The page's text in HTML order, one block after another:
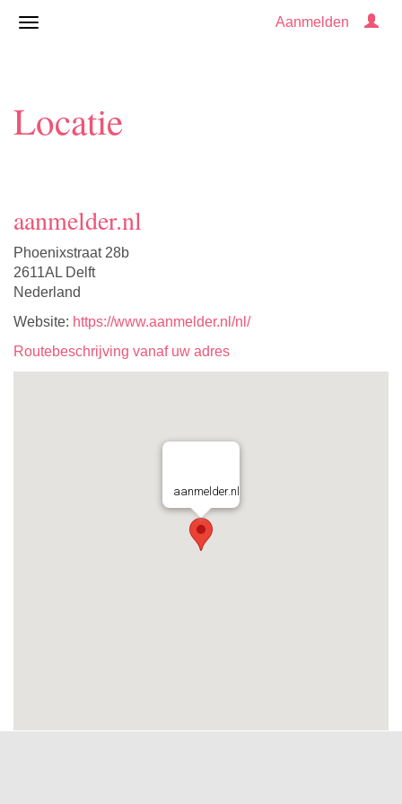
Aanmelden
Locatie
aanmelder.nl
Phoenixstraat 28b
2611AL Delft
Nederland
Website: https://www.aanmelder.nl/nl/
Routebeschrijving vanaf uw adres
aanmelder.nl